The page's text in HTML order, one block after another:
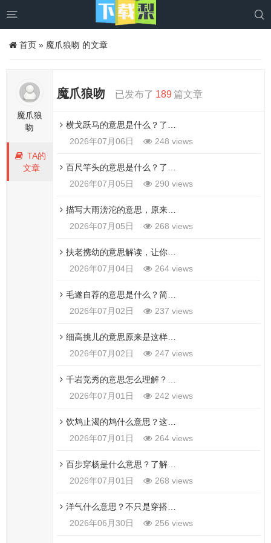
 
首页 » 魔爪狼吻 的文章
魔爪狼
吻
TA的
文章
魔爪狼吻 已发布了 189篇文章
横戈跃马的意思是什么？了解它的真正含义让你更懂诗词
2026年07月06日
248 views
百尺竿头的意思是什么？了解这个成语让你受益匪浅。
2026年07月05日
290 views
描写大雨滂沱的意思，原来比你想象中更简单！
2026年07月05日
268 views
扶老携幼的意思解读，让你轻松掌握
2026年07月04日
264 views
毛遂自荐的意思是什么？简单理解含义及好处
2026年07月02日
237 views
细高挑儿的意思原来是这样，赶紧来学习一下吧
2026年07月02日
247 views
千岩竞秀的意思怎么理解？老手给你指明方向
2026年07月01日
242 views
饮鸩止渴的鸩什么意思？这个字你绝对想不到！
2026年07月01日
264 views
百步穿杨是什么意思？了解这个成语背后的故事！
2026年07月01日
268 views
洋气什么意思？不只是穿搭，这几种情况也叫洋气！
2026年06月30日
256 views